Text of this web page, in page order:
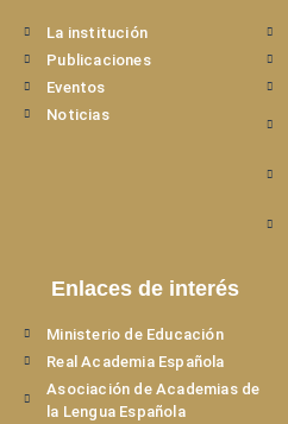
La institución
Publicaciones
Eventos
Noticias
Enlaces de interés
Ministerio de Educación
Real Academia Española
Asociación de Academias de
la Lengua Española